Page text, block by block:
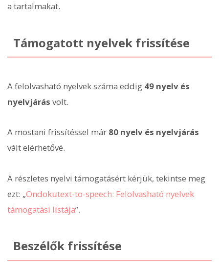
a tartalmakat.
Támogatott nyelvek frissítése
A felolvasható nyelvek száma eddig 49 nyelv és
nyelvjárás volt.
A mostani frissítéssel már 80 nyelv és nyelvjárás
vált elérhetővé.
A részletes nyelvi támogatásért kérjük, tekintse meg
ezt: „Ondokutext-to-speech: Felolvasható nyelvek
támogatási listája”.
Beszélők frissítése